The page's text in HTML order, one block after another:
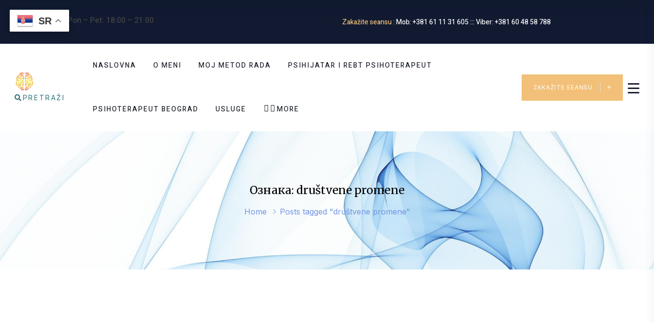
Radno vreme : Pon – Pet: 18:00 – 21:00 Zakažite seansu: Mob: +381 61 11 31 605 ::: Viber: +381 60 48 58 788
PRETRAŽI
NASLOVNA O MENI MOJ METOD RADA PSIHIJATAR I REBT PSIHOTERAPEUT
PSIHOTERAPEUT BEOGRAD USLUGE   MORE
ZAKAŽITE SEANSU
Ознака: društvene promene
Home Posts tagged "društvene promene"
SR